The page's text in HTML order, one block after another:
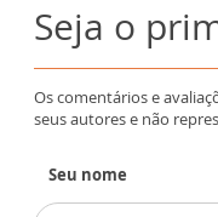
Seja o
Os comentários e
seus autores e não
Seu nome